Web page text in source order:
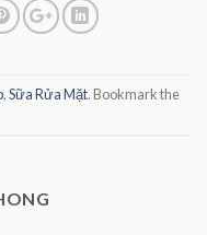
,Sữa Rửa Mặt. Bookmark the